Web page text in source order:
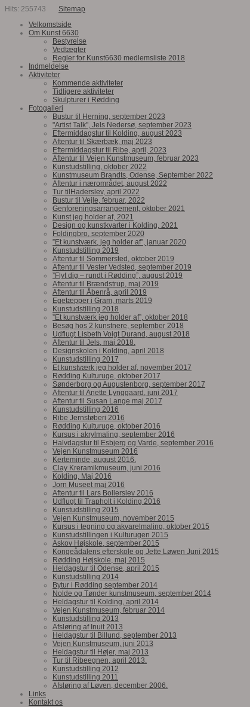
Hits: 255743
Sitemap
Velkomstside
Om Kunst 6630
Bestyrelse
Vedtægter
Regler for Kunst6630 medlemsliste 2018
Indmeldelse
Aktiviteter
Kommende aktiviteter
Tidligere aktiviteter
Skulpturer i Rødding
Fotogalleri
Bustur til Herning, september 2023
"Artist Talk", Jels Nedersø, september 2023
Eftermiddagstur til Kolding, august 2023
Aftentur til Skærbæk, maj 2023
Eftermiddagstur til Ribe, april, 2023
Aftentur til Vejen Kunstmuseum, februar 2023
Kunstudstilling, oktober 2022
Kunstmuseum Brandts, Odense, September 2022
Aftentur i nærområdet, august 2022
Tur tilHaderslev, april 2022
Bustur til Vejle, februar, 2022
Genforeningsarrangement, oktober 2021
Kunst jeg holder af, 2021
Design og kunstkvarter i Kolding, 2021
Foldingbro, september 2020
”Et kunstværk, jeg holder af”, januar 2020
Kunstudstilling 2019
Aftentur til Sommersted, oktober 2019
Aftentur til Vester Vedsted, september 2019
”Flyt dig – rundt i Rødding”, august 2019
Aftentur til Brændstrup, maj 2019
Aftentur til Åbenrå, april 2019
Egetæpper i Gram, marts 2019
Kunstudstilling 2018
”Et kunstværk jeg holder af”, oktober 2018
Besøg hos 2 kunstnere, september 2018
Udflugt Lisbeth Voigt Durand, august 2018
Aftentur til Jels, maj 2018.
Designskolen i Kolding, april 2018
Kunstudstilling 2017
Et kunstværk jeg holder af, november 2017
Rødding Kulturuge, oktober 2017
Sønderborg og Augustenborg, september 2017
Aftentur til Anette Lynggaard, juni 2017
Aftentur til Susan Lange maj 2017
Kunstudstilling 2016
Ribe Jernstøberi 2016
Rødding Kulturuge, oktober 2016
Kursus i akrylmaling, september 2016
Halvdagstur til Esbjerg og Varde, september 2016
Vejen Kunstmuseum 2016
Kerteminde, august 2016.
Clay Kreramikmuseum, juni 2016
Kolding, Maj 2016
Jorn Museet maj 2016
Aftentur til Lars Bollerslev 2016
Udflugt til Trapholt i Kolding 2016
Kunstudstilling 2015
Vejen Kunstmuseum, november 2015
Kursus i tegning og akvarelmaling, oktober 2015
Kunstudstillingen i Kulturugen 2015
Askov Højskole, september 2015
Kongeådalens efterskole og Jette Løwen Juni 2015
Rødding Højskole, maj 2015
Heldagstur til Odense, april 2015
Kunstudstilling 2014
Bytur i Rødding september 2014
Nolde og Tønder kunstmuseum, september 2014
Heldagstur til Kolding, april 2014
Vejen Kunstmuseum, februar 2014
Kunstudstilling 2013
Afsløring af Inuit 2013
Heldagstur til Billund, september 2013
Vejen Kunstmuseum, juni 2013
Heldagstur til Højer, maj 2013
Tur til Ribeegnen, april 2013.
Kunstudstilling 2012
Kunstudstilling 2011
Afsløring af Løven, december 2006.
Links
Kontakt os